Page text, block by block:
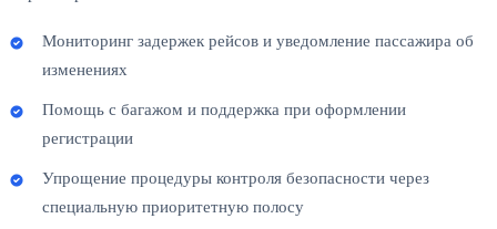
Мониторинг задержек рейсов и уведомление пассажира об
изменениях
Помощь с багажом и поддержка при оформлении
регистрации
Упрощение процедуры контроля безопасности через
специальную приоритетную полосу